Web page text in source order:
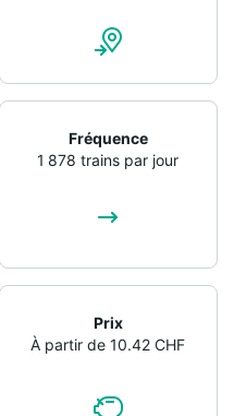
Fréquence
1 878 trains par jour
Prix
À partir de 10.42 CHF